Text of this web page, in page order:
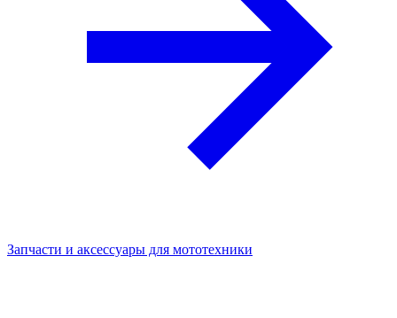
Запчасти и аксессуары для мототехники